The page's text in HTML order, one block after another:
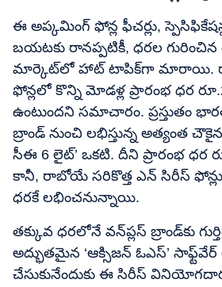
ఈ అప్కమింగ్ ఫోన్ల ఫీచర్లు,
బయటకు రానప్పటికీ, ధరల గురించిన
మార్కెట్​లో హాట్ టాపిక్‌గా మారాయి.
ఫోన్లలో కొన్ని మోడళ్ల ప్రారంభ ధర
ఉంటుందని సమాచారం. ప్రస్తుతం
బ్రాండ్ నుంచి లభిస్తున్న అత్యంత
సీఈ 6 లైట్’ ఒకటి. దీని ప్రారంభ ధర
కానీ, రాబోయే సరికొత్త ఎన్ సిరీస్ ఫోన్లు
ధరకే లభించనున్నాయి.
తక్కువ ధరలోనే వన్‌ప్లస్ బ్రాండ్‌కు
అద్భుతమైన ‘ఆక్సిజన్ ఓఎస్’
చేసుకునేందుకు ఈ సిరీస్